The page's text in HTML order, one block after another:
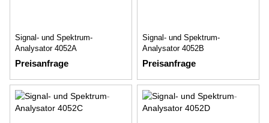
Signal- und Spektrum-
Analysator 4052A
Preisanfrage
Signal- und Spektrum-
Analysator 4052B
Preisanfrage